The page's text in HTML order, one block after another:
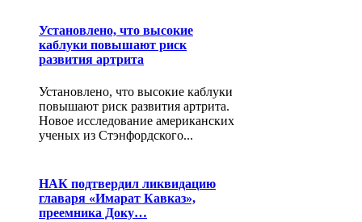
Установлено, что высокие
каблуки повышают риск
развития артрита
Установлено, что высокие каблуки
повышают риск развития артрита.
Новое исследование американских
ученых из Стэнфордского...
НАК подтвердил ликвидацию
главаря «Имарат Кавказ»,
преемника Доку…